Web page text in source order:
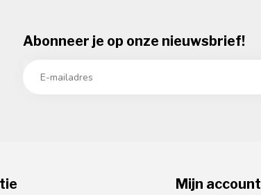
Abonneer je op onze nieuwsbrief!
Mijn account